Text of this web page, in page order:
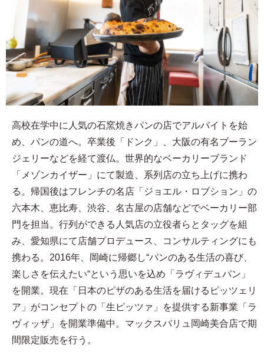
高校在学中に人気の石窯焼きパンの店でアルバイトを始
め、パンの道へ。卒業後「ドンク」、大阪の有名ブーラン
ジェリーなどを経て渡仏。世界的なベーカリーブランド
「メゾンカイザー」にて製造、系列店の立ち上げに携わ
る。帰国後はフレンチの名店「ジョエル・ロブション」の
六本木、恵比寿、渋谷、名古屋の店舗などでベーカリー部
門を担当。行列ができる人気店の立役者らとタッグを組
み、愛知県にて店舗プロデュース、コンサルティングにも
携わる。2016年、岡崎に帰郷し“パンのある生活の喜び、
楽しさを伝えたい“という思いを込め「ラヴィデュパン」
を開業。現在「日本のピザのある生活を届けるピッツェリ
ア」がコンセプトの「生ピッツァ」を提供する新事業「ラ
ヴィッザ」を開業準備中。マックスバリュ岡崎美合店で期
間限定販売を行う。